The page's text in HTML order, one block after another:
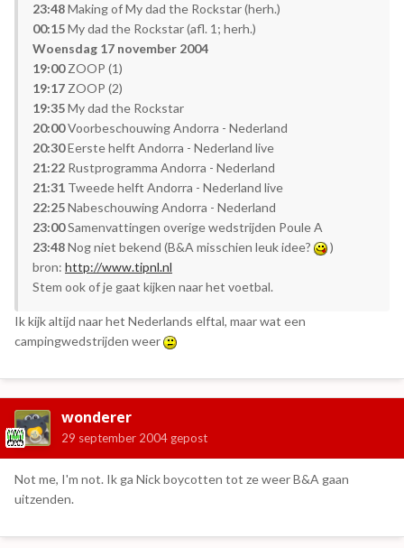
23:48Making of My dad the Rockstar (herh.)
00:15My dad the Rockstar (afl. 1; herh.)
Woensdag 17 november 2004
19:00ZOOP (1)
19:17 ZOOP (2)
19:35My dad the Rockstar
20:00Voorbeschouwing Andorra - Nederland
20:30Eerste helft Andorra - Nederland live
21:22 Rustprogramma Andorra - Nederland
21:31 Tweede helft Andorra - Nederland live
22:25Nabeschouwing Andorra - Nederland
23:00Samenvattingen overige wedstrijden Poule A
23:48Nog niet bekend (B&A misschien leuk idee?
)
bron: http://www.tipnl.nl
Stem ook of je gaat kijken naar het voetbal.
Ik kijk altijd naar het Nederlands elftal, maar wat een
campingwedstrijden weer
wonderer
29 september 2004 gepost
Not me, I'm not. Ik ga Nick boycotten tot ze weer B&A gaan
uitzenden.